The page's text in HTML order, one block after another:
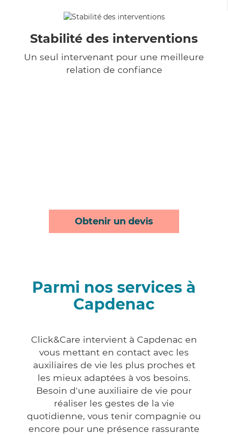
Stabilité des interventions
Un seul intervenant pour une meilleure
relation de confiance
Obtenir un devis
Parmi nos services à
Capdenac
Click&Care intervient à Capdenac en
vous mettant en contact avec les
auxiliaires de vie les plus proches et
les mieux adaptées à vos besoins.
Besoin d'une auxiliaire de vie pour
réaliser les gestes de la vie
quotidienne, vous tenir compagnie ou
encore pour une présence rassurante